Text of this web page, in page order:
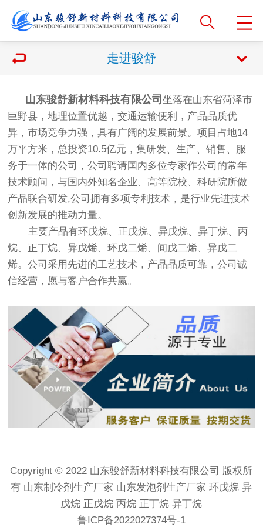
走进骏舒
山东骏舒新材料科技有限公司坐落在山东省菏泽市
巨野县，地理位置优越，交通运输便利，产品品质优
异，市场竞争力强，具有广阔的发展前景。项目占地14
万平方米，总投资10.5亿元，集研发、生产、销售、服
务于一体的公司，公司聘请国内多位专家作公司的常年
技术顾问，与国内外知名企业、高等院校、科研院所做
产品联合研发,公司拥有多项专利技术，是行业先进技术
创新发展的推动力量。
主要产品有环戊烷、正戊烷、异戊烷、异丁烷、丙
烷、正丁烷、异戊烯、环戊二烯、间戊二烯、异戊二
烯。公司采用先进的工艺技术，产品品质可靠，公司诚
信经营，愿与客户合作共赢。
Copyright © 2022 山东骏舒新材料科技有限公司 版权所
有 山东制冷剂生产厂家 山东发泡剂生产厂家 环戊烷 异
戊烷 正戊烷 丙烷 正丁烷 异丁烷
鲁ICP备2022027374号-1